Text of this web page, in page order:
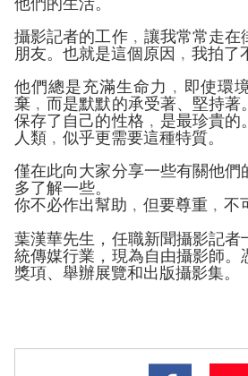
他們的生活。
攝影記者的工作﹐讓我常常走在
朋友。 也就是這個原因﹐我拍了
他們總是充滿生命力﹐即使環
棄﹐而是默默的承受著、堅持著
保存了自己的性格﹐ 是最珍貴的
人類﹐似乎更需要這種特質。
僅在此向大家分享一些有關他們
多了解一些。
你不必作出幫助﹐但要尊重﹐不
葉漢華先生，任職新聞攝影記者
統傳媒行業， 現為自由攝影師。
獎項、 舉辦展覽和出版攝影集。